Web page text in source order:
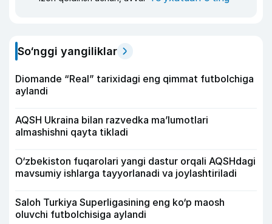
So‘nggi yangiliklar
Diomande “Real” tarixidagi eng qimmat futbolchiga
aylandi
AQSH Ukraina bilan razvedka ma’lumotlari
almashishni qayta tikladi
O‘zbekiston fuqarolari yangi dastur orqali AQSHdagi
mavsumiy ishlarga tayyorlanadi va joylashtiriladi
Saloh Turkiya Superligasining eng ko‘p maosh
oluvchi futbolchisiga aylandi